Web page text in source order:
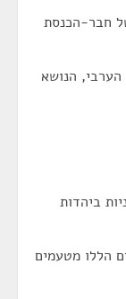
חבר-הכנסת
הנושא
ביהדות
הללו מטעמים